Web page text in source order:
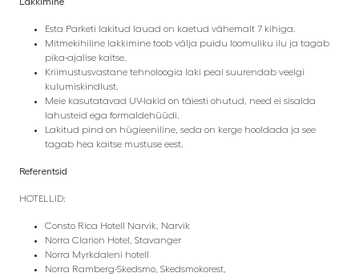
Esta Parketi lakitud lauad on kaetud vähemalt 7 kihiga.
Mitmekihiline lakkimine toob välja puidu loomuliku ilu ja tagab
pika-ajalise kaitse.
Kriimustusvastane tehnoloogia laki peal suurendab veelgi
kulumiskindlust.
Meie kasutatavad UV-lakid on täiesti ohutud, need ei sisalda
lahusteid ega formaldehüüdi.
Lakitud pind on hügieeniline, seda on kerge hooldada ja see
tagab hea kaitse mustuse eest.
Referentsid
HOTELLID:
Consto Rica Hotell Narvik, Narvik
Norra Clarion Hotel, Stavanger
Norra Myrkdaleni hotell
Norra Ramberg-Skedsmo, Skedsmokorest,